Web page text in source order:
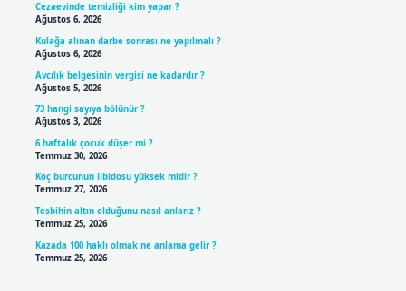
Cezaevinde temizliği kim yapar ?
Ağustos 6, 2026
Kulağa alınan darbe sonrası ne yapılmalı ?
Ağustos 6, 2026
Avcılık belgesinin vergisi ne kadardır ?
Ağustos 5, 2026
73 hangi sayıya bölünür ?
Ağustos 3, 2026
6 haftalık çocuk düşer mi ?
Temmuz 30, 2026
Koç burcunun libidosu yüksek midir ?
Temmuz 27, 2026
Tesbihin altın olduğunu nasıl anlarız ?
Temmuz 25, 2026
Kazada 100 haklı olmak ne anlama gelir ?
Temmuz 25, 2026